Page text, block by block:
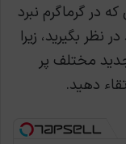
در گرماگرم نبرد
نظر بگیرید، زیرا
مختلف پر
دهید.